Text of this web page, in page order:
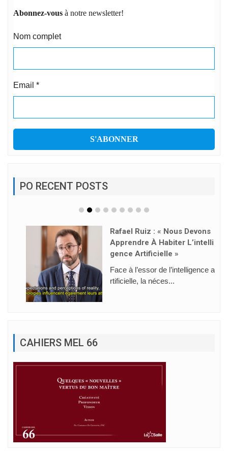
Abonnez-vous à notre newsletter!
Nom complet
Email *
PO RECENT POSTS
Rafael Ruiz : « Nous Devons
Apprendre À Habiter L’intelli
Gence Artificielle »
Face à l’essor de l’intelligence a
rtificielle, la néces...
CAHIERS MEL 66